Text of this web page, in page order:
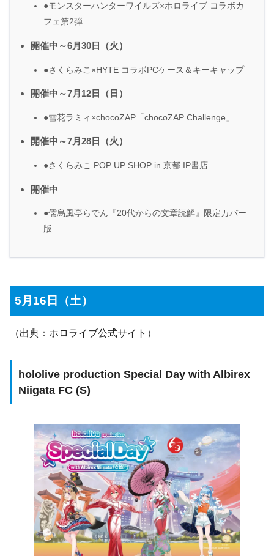
●モンスターハンターワイルズ×ホロライブ コラボカ
フェ第2弾
開催中～6月30日（火）
●さくらみこ×HYTE コラボPCケース＆キーキャップ
開催中～7月12日（日）
●雪花ラミィ×chocoZAP「chocoZAP Challenge」
開催中～7月28日（火）
●さくらみこ POP UP SHOP in 京都 IP書店
開催中
●儒烏風亭らでん『20代からの文章読解』限定カバー
版
5月16日（土）
（出典：ホロライブ公式サイト）
hololive production Special Day with Albirex
Niigata FC (S)